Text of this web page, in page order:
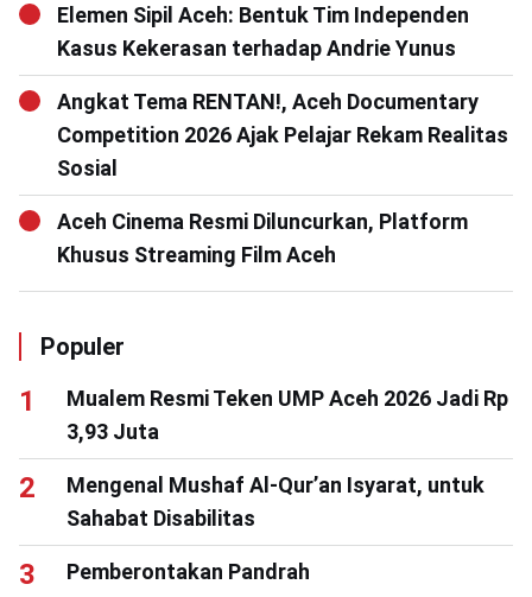
Elemen Sipil Aceh: Bentuk Tim Independen
Kasus Kekerasan terhadap Andrie Yunus
Angkat Tema RENTAN!, Aceh Documentary
Competition 2026 Ajak Pelajar Rekam Realitas
Sosial
Aceh Cinema Resmi Diluncurkan, Platform
Khusus Streaming Film Aceh
Populer
Mualem Resmi Teken UMP Aceh 2026 Jadi Rp
3,93 Juta
Mengenal Mushaf Al-Qur’an Isyarat, untuk
Sahabat Disabilitas
Pemberontakan Pandrah